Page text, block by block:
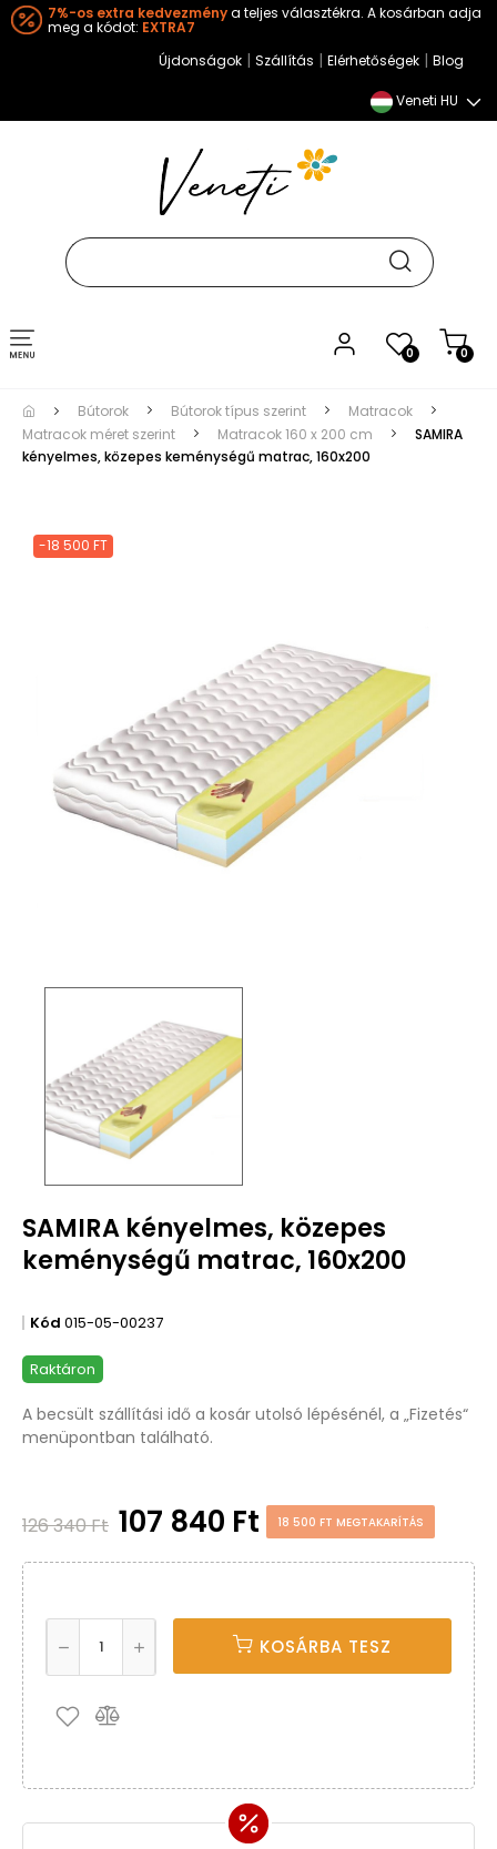
7%-os extra kedvezménya teljes választékra. A kosárban adja
meg a kódot: EXTRA7
Újdonságok | Szállítás | Elérhetőségek | Blog
Veneti HU
0 0
Toggle
navigation
Bútorok Bútorok típus szerint
Matracok
Matracok méret szerint
Matracok 160 x 200 cm
SAMIRA
kényelmes, közepes keménységű matrac, 160x200
-18 500 FT
SAMIRA kényelmes, közepes
keménységű matrac, 160x200
Kód 015-05-00237
Raktáron
A becsült szállítási idő a kosár utolsó lépésénél, a „Fizetés“
menüpontban található.
126 340 Ft 107 840 Ft 18 500 FT MEGTAKARÍTÁS
KOSÁRBA TESZ